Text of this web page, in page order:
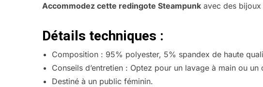
Accommodez cette redingote Steampunk avec des
Détails techniques :
Composition : 95% polyester, 5% spandex de haute
Conseils d’entretien : Optez pour un lavage à main ou
Destiné à un public féminin.